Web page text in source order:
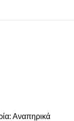
Αναπηρικά